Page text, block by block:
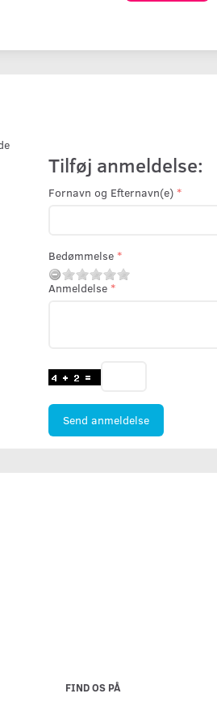
Tilføj anmeldelse:
Fornavn og Efternavn(e)
Bedømmelse
Anmeldelse
Send anmeldelse
FIND OS PÅ